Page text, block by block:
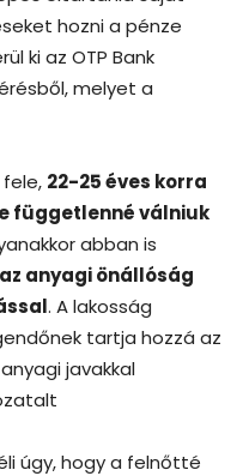
hozni a pénze
ki az OTP Bank
melyet a
22-25 éves korra
függetlenné válniuk
abban is
anyagi önállóság
. A lakosság
tartja hozzá az
javakkal
úgy, hogy a felnőtté